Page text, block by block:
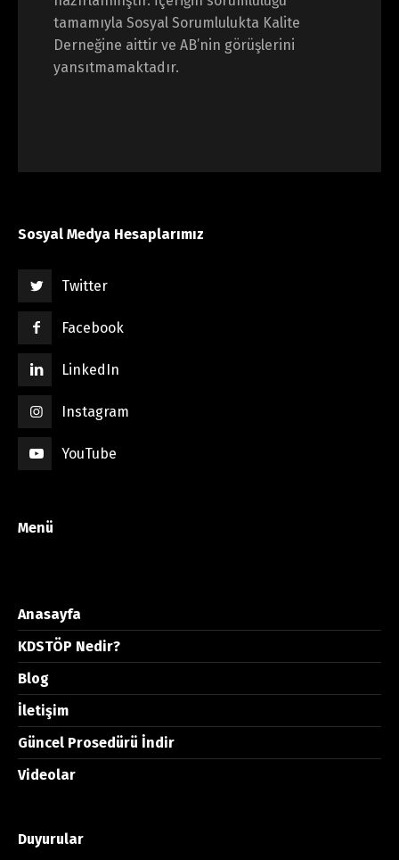
tamamıyla Sosyal Sorumlulukta Kalite
Derneğine aittir ve AB’nin görüşlerini
yansıtmamaktadır.
Sosyal Medya Hesaplarımız
Twitter
Facebook
LinkedIn
Instagram
YouTube
Menü
Anasayfa
KDSTÖP Nedir?
Blog
İletişim
Güncel Prosedürü İndir
Videolar
Duyurular